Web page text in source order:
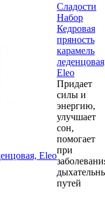
Eleo
Сладости
Набор
Кедровая
пряность
карамель
Eleo
Придает
силы и
энергию,
улучшает
сон,
помогает
при
путей